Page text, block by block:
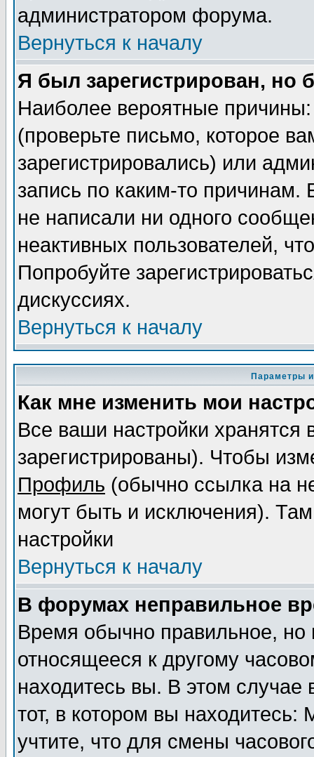
администратором форума.
Вернуться к началу
Я был зарегистрирован, но
Наиболее вероятные
(проверьте письмо, которое
зарегистрировались) или
запись по каким-то
не написали ни одного
неактивных пользователей,
Попробуйте
дискуссиях.
Вернуться к началу
Параметры
Как мне изменить мои
Все ваши настройки
зарегистрированы). Чтобы
Профиль (обычно ссылка на
могут быть и исключения).
настройки
Вернуться к началу
В форумах неправильное
Время обычно правильное,
относящееся к другому
находитесь вы. В этом
тот, в котором вы
учтите, что для смены